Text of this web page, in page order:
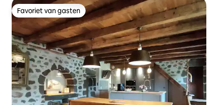
Favoriet van gasten
Favoriet van gasten